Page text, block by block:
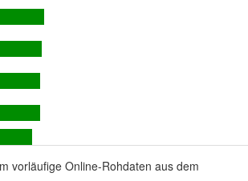
vorläufige Online-Rohdaten aus dem